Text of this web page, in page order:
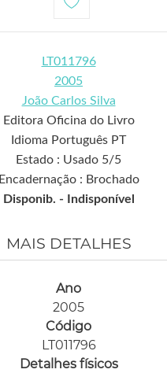
LT011796
2005
João Carlos Silva
Editora Oficina do Livro
Idioma Português PT
Estado : Usado 5/5
Encadernação : Brochado
Disponib. -
Indisponível
MAIS DETALHES
Ano
2005
Código
LT011796
Detalhes físicos